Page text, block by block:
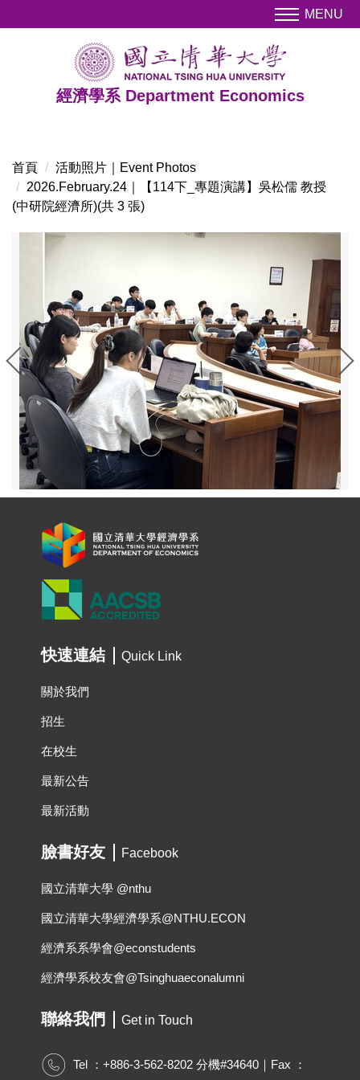
到
經濟學系 Department Economics
MENU
首頁
活動照片｜Event Photos
2026.February.24｜【114下_專題演講】吳松儒 教授
(中研院經濟所)(共 3 張)
快速連結 Quick Link
關於我們
招生
在校生
最新公告
最新活動
臉書好友 Facebook
國立清華大學 @nthu
國立清華大學經濟學系@NTHU.ECON
經濟系系學會@econstudents
經濟學系校友會@Tsinghuaeconalumni
聯絡我們 Get in Touch
Tel ：+886-3-562-8202 分機#34640｜Fax ：